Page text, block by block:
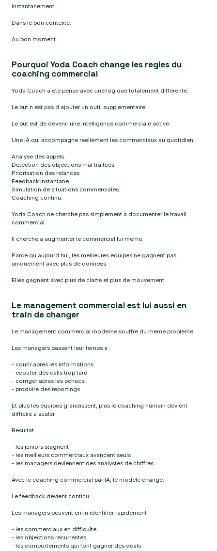
Instantanement.
Dans le bon contexte.
Au bon moment.
Pourquoi Yoda Coach change les regles du
coaching commercial
Yoda Coach a ete pense avec une logique totalement differente.
Le but n est pas d ajouter un outil supplementaire.
Le but est de devenir une intelligence commerciale active.
Une IA qui accompagne reellement les commerciaux au quotidien.
Analyse des appels.
Detection des objections mal traitees.
Priorisation des relances.
Feedback instantane.
Simulation de situations commerciales.
Coaching continu.
Yoda Coach ne cherche pas simplement a documenter le travail
commercial.
Il cherche a augmenter le commercial lui meme.
Parce qu aujourd hui, les meilleures equipes ne gagnent pas
uniquement avec plus de donnees.
Elles gagnent avec plus de clarte et plus de mouvement.
Le management commercial est lui aussi en
train de changer
Le management commercial moderne souffre du meme probleme.
Les managers passent leur temps a :
- courir apres les informations
- ecouter des calls trop tard
- corriger apres les echecs
- produire des reportings
Et plus les equipes grandissent, plus le coaching humain devient
difficile a scaler.
Resultat :
- les juniors stagnent
- les meilleurs commerciaux avancent seuls
- les managers deviennent des analystes de chiffres
Avec le coaching commercial par IA, le modele change.
Le feedback devient continu.
Les managers peuvent enfin identifier rapidement :
- les commerciaux en difficulte
- les objections recurrentes
- les comportements qui font gagner des deals